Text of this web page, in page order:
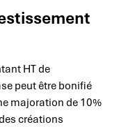
HT de
peut être bonifié
majoration de 10%
créations